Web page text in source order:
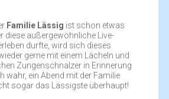
Familie Lässig ist schon etwas
diese außergewöhnliche Live-
durfte, wird sich dieses
gerne mit einem Lächeln und
Zungenschnalzer in Erinnerung
wahr, ein Abend mit der Familie
sogar das Lässigste überhaupt!